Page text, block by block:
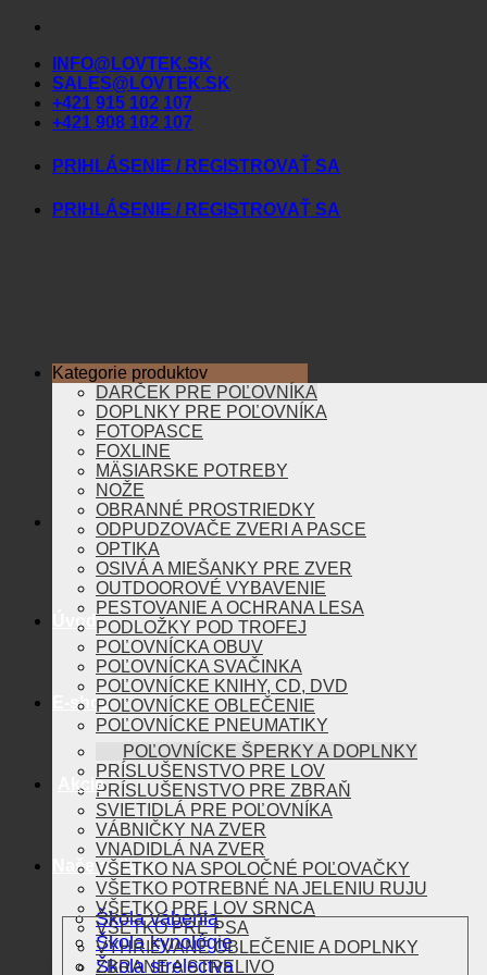
Skip
contentINFO@LOVTEK.SK
SALES@LOVTEK.SK
+421 915 102 107
+421 908 102 107
PRIHLÁSENIE / REGISTROVAŤ SA
PRIHLÁSENIE / REGISTROVAŤ SA
Úvod
E-shop
Akcie
Naše aktivity
Škola vábenia
Škola kynológie
Škola strelectva
Kategorie produktov
DARČEK PRE POĽOVNÍKA
DOPLNKY PRE POĽOVNÍKA
FOTOPASCE
FOXLINE
MÄSIARSKE POTREBY
NOŽE
OBRANNÉ PROSTRIEDKY
ODPUDZOVAČE ZVERI A PASCE
OPTIKA
OSIVÁ A MIEŠANKY PRE ZVER
OUTDOOROVÉ VYBAVENIE
PESTOVANIE A OCHRANA LESA
PODLOŽKY POD TROFEJ
POĽOVNÍCKA OBUV
POĽOVNÍCKA SVAČINKA
POĽOVNÍCKE KNIHY, CD, DVD
POĽOVNÍCKE OBLEČENIE
POĽOVNÍCKE PNEUMATIKY
POĽOVNÍCKE ŠPERKY A DOPLNKY
PRÍSLUŠENSTVO PRE LOV
PRÍSLUŠENSTVO PRE ZBRAŇ
SVIETIDLÁ PRE POĽOVNÍKA
VÁBNIČKY NA ZVER
VNADIDLÁ NA ZVER
VŠETKO NA SPOLOČNÉ POĽOVAČKY
VŠETKO POTREBNÉ NA JELENIU RUJU
VŠETKO PRE LOV SRNCA
VŠETKO PRE PSA
VYHRIEVANÉ OBLEČENIE A DOPLNKY
ZBRANE A STRELIVO